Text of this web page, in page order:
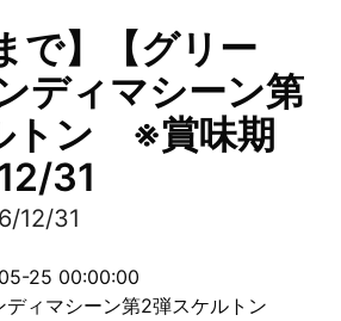
で】【グリー
ディマシーン第
トン ※賞味期
31
12/31
25 00:00:00
ディマシーン第2弾スケルトン